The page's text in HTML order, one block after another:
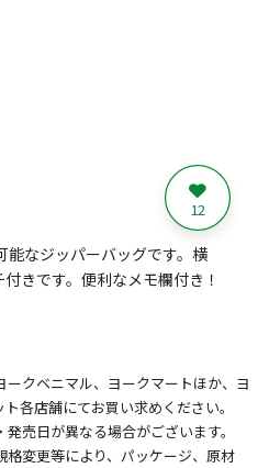
12
能なジッパーバッグです。横
きです。便利なメモ欄付き！
クベニマル、ヨークマートほか、ヨ
各店舗にてお買い求めください。
売日が異なる場合がございます。
変更等により、パッケージ、原材